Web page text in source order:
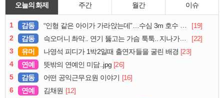
오늘의 화제 주간 월간 이슈
1 감동 “인형 같은 아이가 가라앉는데”…수심 3m 호수 뛰어든 60대 의인
[19]
2
감동 슥오더니 촤악.. 연기 뚫고는 가슴 툭툭.. 지나가던 아재의 정체
[22]
3
유머 나영석 피디가 1박2일때 출연자들을 굴린 배경 [23]
4
연예 뜻밖의 연예인 미담..jpg [26]
5
감동 어떤 공익근무요원 이야기 [16]
6
연예 김채원 [12]